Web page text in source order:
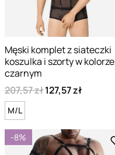
Męski komplet z siateczki
koszulka i szorty w kolorze
czarnym
207,57 zł127,57 zł
M/L
-8%